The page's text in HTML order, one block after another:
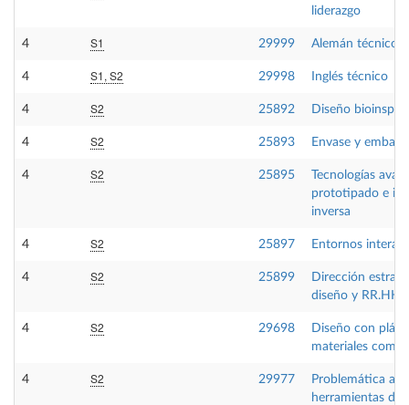
liderazgo
4 S1 29999 Alemán técnico
4 S1, S2 29998 Inglés técnico
4 S2 25892 Diseño
4 S2 25893 Envase y
4 S2 25895
Tecnologías
prototipado e
inversa
4 S2 25897 Entornos
4 S2 25899
Dirección
diseño y RR.HH.
4 S2 29698
Diseño con
materiales
4 S2 29977
Problemática
herramientas de